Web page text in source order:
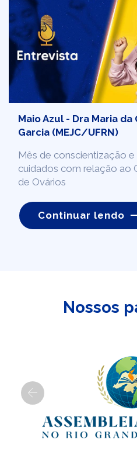
Maio Azul - Dra Maria da
Garcia (MEJC/UFRN)
Mês de conscientização e
cuidados com relação ao
de Ovários
Continuar lendo
Nossos
Previous